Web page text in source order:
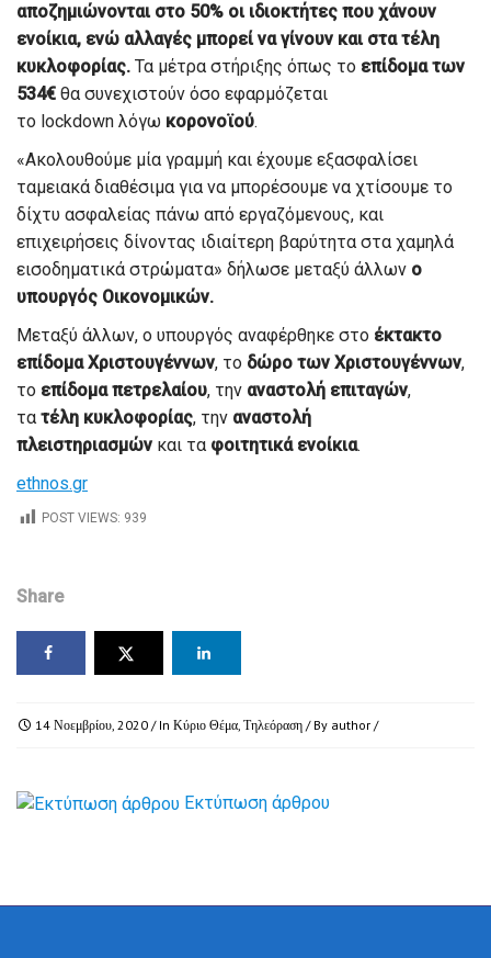
αποζημιώνονται στο 50% οι ιδιοκτήτες που χάνουν
ενοίκια, ενώ αλλαγές μπορεί να γίνουν και στα τέλη
κυκλοφορίας. Τα μέτρα στήριξης όπως το επίδομα των
534€ θα συνεχιστούν όσο εφαρμόζεται
το lockdown λόγω κορονοϊού.
«Ακολουθούμε μία γραμμή και έχουμε εξασφαλίσει
ταμειακά διαθέσιμα για να μπορέσουμε να χτίσουμε το
δίχτυ ασφαλείας πάνω από εργαζόμενους, και
επιχειρήσεις δίνοντας ιδιαίτερη βαρύτητα στα χαμηλά
εισοδηματικά στρώματα» δήλωσε μεταξύ άλλων ο
υπουργός Οικονομικών.
Μεταξύ άλλων, ο υπουργός αναφέρθηκε στο έκτακτο
επίδομα Χριστουγέννων, το δώρο των Χριστουγέννων,
το επίδομα πετρελαίου, την αναστολή επιταγών,
τα τέλη κυκλοφορίας, την αναστολή
πλειστηριασμών και τα φοιτητικά ενοίκια.
ethnos.gr
POST VIEWS: 939
Share
14 Νοεμβρίου, 2020 / In Κύριο Θέμα, Τηλεόραση / By author /
Εκτύπωση άρθρου